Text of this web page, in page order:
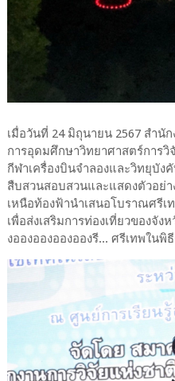
เมื่อวันที่ 24 มิถุนายน 2567 สำนั
การอุดมศึกษาวิทยาศาสตร์การ
กีฬาเครื่องบินจำลองและวิทยุบั
สืบสวนสอบสวนและแสดงตัวอย่
เหนือท้องฟ้านำเสนอโบราณศรี
เพื่อส่งเสริมการท่องเที่ยวของจั
งอองอองอองอองรี... ศรีเทพในพิ